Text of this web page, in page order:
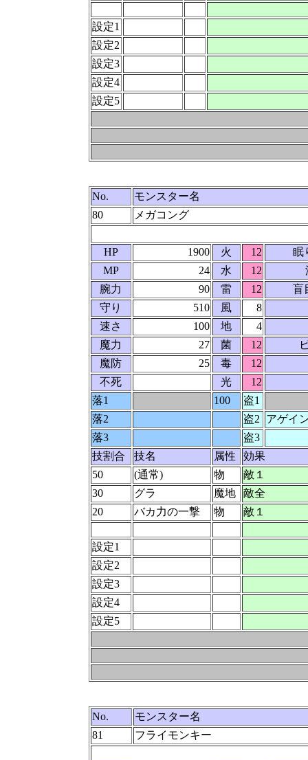
設定1
設定2
設定3
設定4
設定5
No.
モンスター名
80
メガコング
HP 1900 火 12
眠
MP
24 水 12
腕力
90 雷 12
盲
守り
510 風
8
速さ
100 地
4
魔力
27 菌 12
魔防
25 毒
12
不死
光
12
落1
100
盗1
落2
盗2
アゲイ
落3
盗3
技割合
技名 属性
効果
50
(通常) 物
敵１
30
グラ 魔地
敵全
20
バカ力の一撃 物 敵１
設定1
設定2
設定3
設定4
設定5
No.
モンスター名
81
フライモンキー